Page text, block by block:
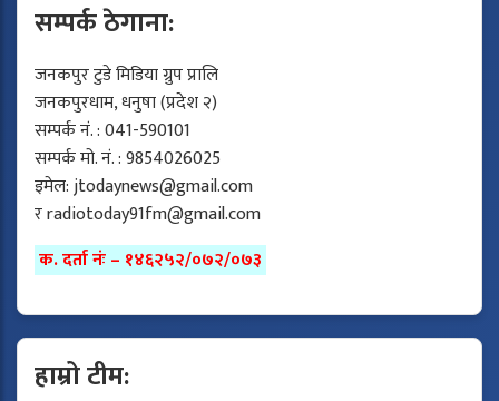
सम्पर्क ठेगाना:
जनकपुर टुडे मिडिया ग्रुप प्रालि
जनकपुरधाम, धनुषा (प्रदेश २)
सम्पर्क नं. : 041-590101
सम्पर्क मो. नं. : 9854026025
इमेल:jtodaynews@gmail.com
रradiotoday91fm@gmail.com
क. दर्ता नंः – १४६२५२/०७२/०७३
हाम्रो टीम: